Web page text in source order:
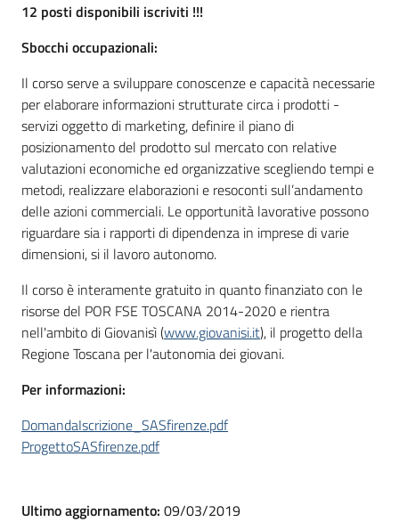
12 posti disponibili iscriviti !!!
Sbocchi occupazionali:
Il corso serve a sviluppare conoscenze e capacità necessarie
per elaborare informazioni strutturate circa i prodotti -
servizi oggetto di marketing, definire il piano di
posizionamento del prodotto sul mercato con relative
valutazioni economiche ed organizzative scegliendo tempi e
metodi, realizzare elaborazioni e resoconti sull’andamento
delle azioni commerciali. Le opportunità lavorative possono
riguardare sia i rapporti di dipendenza in imprese di varie
dimensioni, si il lavoro autonomo.
Il corso è interamente gratuito in quanto finanziato con le
risorse del POR FSE TOSCANA 2014-2020 e rientra
nell'ambito di Giovanisì (www.giovanisi.it), il progetto della
Regione Toscana per l'autonomia dei giovani.
Per informazioni:
DomandaIscrizione_SASfirenze.pdf
ProgettoSASfirenze.pdf
Ultimo aggiornamento: 09/03/2019